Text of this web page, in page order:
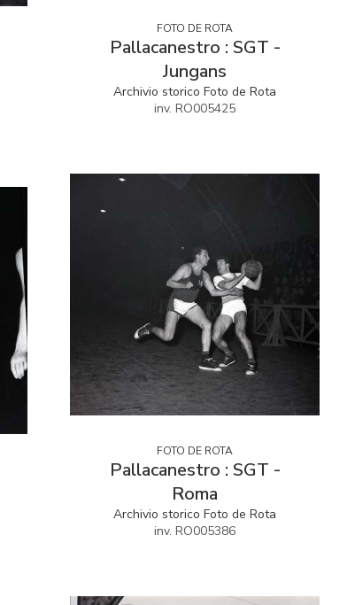
FOTO DE ROTA
Pallacanestro : SGT -
Jungans
Archivio storico Foto de Rota
inv. RO005425
FOTO DE ROTA
Pallacanestro : SGT -
Roma
Archivio storico Foto de Rota
inv. RO005386